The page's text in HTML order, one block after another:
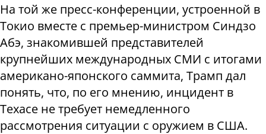
На той же пресс-конференции, устроенной в
Токио вместе с премьер-министром Синдзо
Абэ, знакомившей представителей
крупнейших международных СМИ с итогами
американо-японского саммита, Трамп дал
понять, что, по его мнению, инцидент в
Техасе не требует немедленного
рассмотрения ситуации с оружием в США.